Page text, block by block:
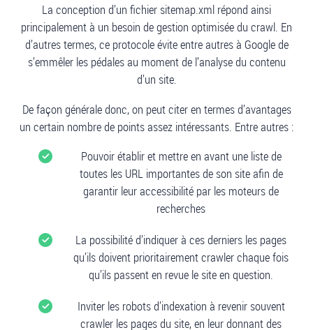
La conception d’un fichier sitemap.xml répond ainsi
principalement à un besoin de gestion optimisée du crawl. En
d’autres termes, ce protocole évite entre autres à Google de
s’emmêler les pédales au moment de l’analyse du contenu
d’un site.
De façon générale donc, on peut citer en termes d’avantages
un certain nombre de points assez intéressants. Entre autres :
Pouvoir établir et mettre en avant une liste de
toutes les URL importantes de son site afin de
garantir leur accessibilité par les moteurs de
recherches
La possibilité d’indiquer à ces derniers les pages
qu’ils doivent prioritairement crawler chaque fois
qu’ils passent en revue le site en question.
Inviter les robots d’indexation à revenir souvent
crawler les pages du site, en leur donnant des